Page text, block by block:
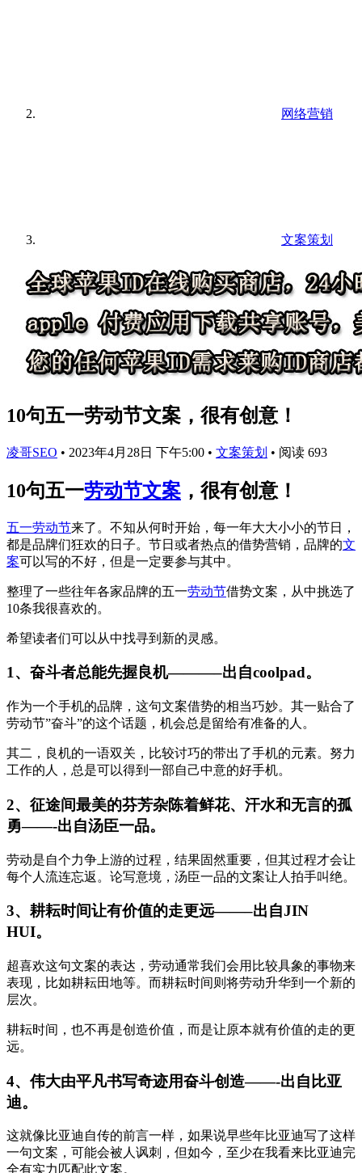
网络营销
文案策划
10句五一劳动节文案，很有创意！
凌哥SEO • 2023年4月28日 下午5:00 • 文案策划 • 阅读 693
10句五一劳动节文案 ，很有创意！
五一劳动节来了。不知从何时开始，每一年大大小小的节日，
都是品牌们狂欢的日子。节日或者热点的借势营销，品牌的文
案可以写的不好，但是一定要参与其中。
整理了一些往年各家品牌的五一劳动节借势文案，从中挑选了
10条我很喜欢的。
希望读者们可以从中找寻到新的灵感。
1、奋斗者总能先握良机———–出自coolpad。
作为一个手机的品牌，这句文案借势的相当巧妙。其一贴合了
劳动节”奋斗”的这个话题，机会总是留给有准备的人。
其二，良机的一语双关，比较讨巧的带出了手机的元素。努力
工作的人，总是可以得到一部自己中意的好手机。
2、征途间最美的芬芳杂陈着鲜花、汗水和无言的孤
勇——-出自汤臣一品。
劳动是自个力争上游的过程，结果固然重要，但其过程才会让
每个人流连忘返。论写意境，汤臣一品的文案让人拍手叫绝。
3、耕耘时间让有价值的走更远——–出自JIN
HUI。
超喜欢这句文案的表达，劳动通常我们会用比较具象的事物来
表现，比如耕耘田地等。而耕耘时间则将劳动升华到一个新的
层次。
耕耘时间，也不再是创造价值，而是让原本就有价值的走的更
远。
4、伟大由平凡书写奇迹用奋斗创造——-出自比亚
迪。
这就像比亚迪自传的前言一样，如果说早些年比亚迪写了这样
一句文案，可能会被人讽刺，但如今，至少在我看来比亚迪完
全有实力匹配此文案。